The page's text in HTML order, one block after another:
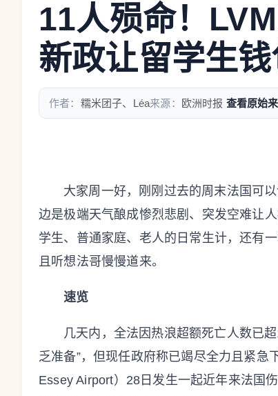
11人殒命！
新政让留学生钱
作者： 糯米团子、Léa来源： 欧洲时报 查看原始
大家周一好，刚刚过去的周末法国可
边是极端天气酿成惨烈悲剧、突发空难让
学生、普通家庭、老人的日常生计，还有
且听想法哥慢慢道来。
速览
几天内，全法因热浪超额死亡人数已
乏准备”，但现任政府称已竭尽全力且紧
Essey Airport）28日发生一起近年来法国